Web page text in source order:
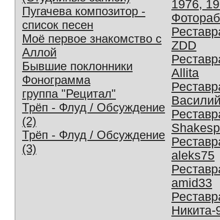
Пугачева композитор -
список песен
Моё первое знакомство с
Аллой
Бывшие поклонники
Фонограмма
группа "Рецитал"
Трёп - Флуд / Обсуждение
(2)
Трёп - Флуд / Обсуждение
(3)
1976,
ZDD
Allita
aleks75
amid33
Никита-